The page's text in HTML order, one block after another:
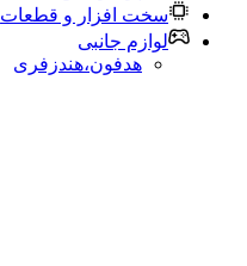
سخت افزار و قطعات
لوازم جانبی
هدفون،هندزفری